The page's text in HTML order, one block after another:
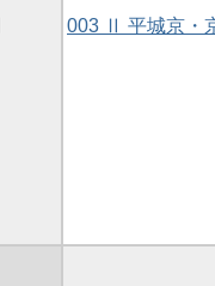
003 Ⅱ 平城京・